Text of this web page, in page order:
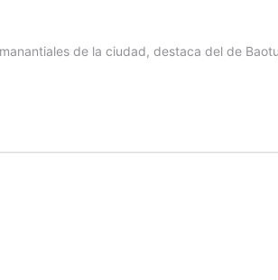
de la ciudad, destaca del de